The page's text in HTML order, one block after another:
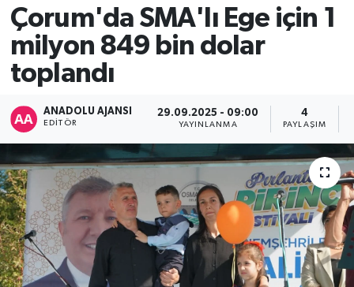
Çorum'da SMA'lı Ege için 1
milyon 849 bin dolar
toplandı
ANADOLU AJANSI
EDITÖR
29.09.2025 - 09:00
YAYINLANMA
4
PAYLAŞIM
SAĞLIK
ASAYİŞ
AKTÜEL
EĞİTİM
İLÇELER
Çorum Namaz Vakitleri
Trafik Durumu
Son Dakika Haberleri
Haber Arşivi